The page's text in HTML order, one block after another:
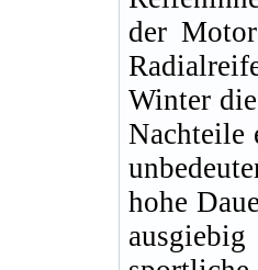
der
Winter
Nachteile
hohe